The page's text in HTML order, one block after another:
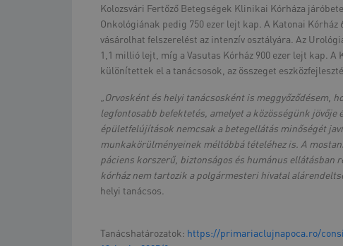
Kolozsvári Fertőző Betegségek Klinikai Kórháza
Onkológiának pedig 750 ezer lejt kap. A Katonai
vásárolhat felszerelést az intenzív osztályára. Az
1,1 millió lejt, míg a Vasutas Kórház 900 ezer lejt kap.
különítettek el a tanácsosok, az összeget
„Orvosként és helyi tanácsosként is meggyőződésem,
legfontosabb befektetés, amelyet a közösségünk jövője
épületfelújítások nemcsak a betegellátás minőségét
munkakörülményeinek méltóbbá tételéhez is. A
páciens korszerű, biztonságos és humánus ellátásban
kórház nem tartozik a polgármesteri hivatal
helyi tanácsos.
Tanácshatározatok: https://primariaclujnapoca.ro/